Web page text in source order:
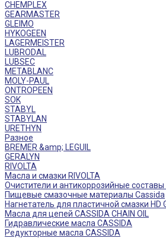
CHEMPLEX
GEARMASTER
GLEIMO
HYKOGEEN
LAGERMEISTER
LUBRODAL
LUBSEC
METABLANC
MOLY-PAUL
ONTROPEEN
SOK
STABYL
STABYLAN
URETHYN
Разное
BREMER &amp; LEGUIL
GERALYN
RIVOLTA
Масла и смазки RIVOLTA
Очистители и антикоррозийные составы
Пищевые смазочные материалы Cassida
Нагнетатель для пластичной смазки HD
Масла для цепей CASSIDA CHAIN OIL
Гидравлические масла CASSIDA
Редукторные масла CASSIDA